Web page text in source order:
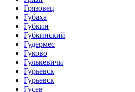
Грязовец
Губаха
Губкин
Губкинский
Гудермес
Гуково
Гулькевичи
Гурьевск
Гурьевск
Гусев